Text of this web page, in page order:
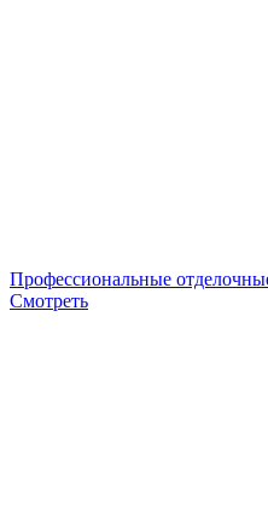
Профессиональные
Смотреть